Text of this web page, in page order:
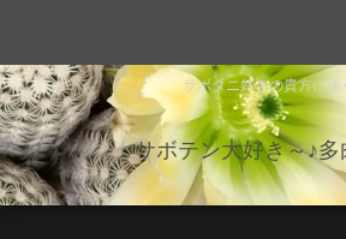
サボタニ好きの貴方に捧
サボテン大好き～♪多